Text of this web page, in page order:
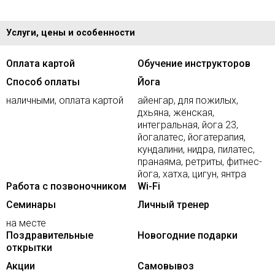
Услуги, цены и особенности
Оплата картой
Обучение инструкторов
Способ оплаты
наличными, оплата картой
Йога
айенгар, для пожилых,
дхьяна, женская,
интегральная, йога 23,
йогалатес, йогатерапия,
кундалини, нидра, пилатес,
пранаяма, ретриты, фитнес-
йога, хатха, цигун, янтра
Работа с позвоночником
Wi-Fi
Семинары
на месте
Личный тренер
Поздравительные
открытки
Новогодние подарки
Акции
Самовывоз